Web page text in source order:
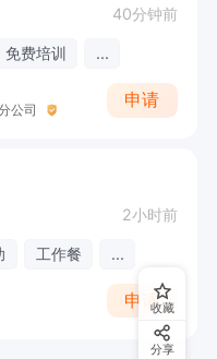
40分钟前
免费培训 ...
公司
申请
2小时前
工作餐 ...
申请收藏
分享